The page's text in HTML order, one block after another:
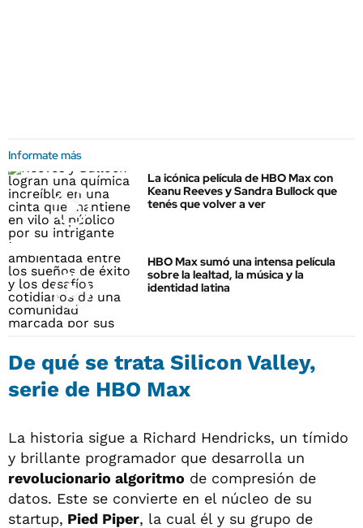
Informate más
La icónica película de HBO Max con
Keanu Reeves y Sandra Bullock que
tenés que volver a ver
HBO Max sumó una intensa película
sobre la lealtad, la música y la
identidad latina
De qué se trata Silicon Valley,
serie de HBO Max
La historia sigue a Richard Hendricks, un tímido
y brillante programador que desarrolla un
revolucionario algoritmo de compresión de
datos. Este se convierte en el núcleo de su
startup, Pied Piper, la cual él y su grupo de